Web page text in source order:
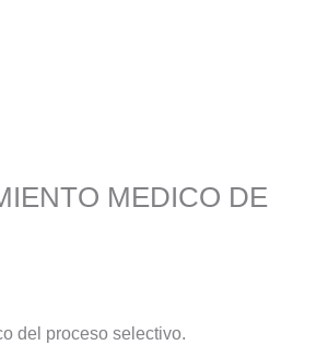
MEDICO DE
del proceso selectivo.